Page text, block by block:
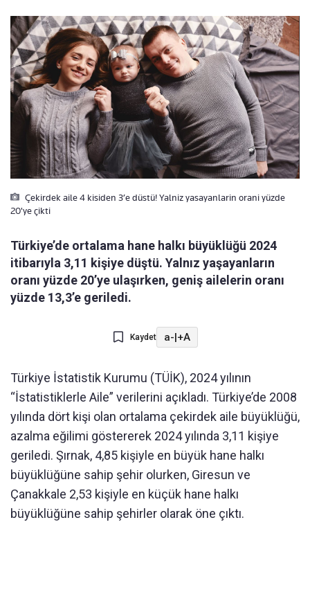
Çekirdek aile 4 kisiden 3’e düstü! Yalniz yasayanlarin orani yüzde
20'ye çikti
Türkiye’de ortalama hane halkı büyüklüğü 2024
itibarıyla 3,11 kişiye düştü. Yalnız yaşayanların
oranı yüzde 20’ye ulaşırken, geniş ailelerin oranı
yüzde 13,3’e geriledi.
Kaydet a-|+A
Türkiye İstatistik Kurumu (TÜİK), 2024 yılının
“İstatistiklerle Aile” verilerini açıkladı. Türkiye’de 2008
yılında dört kişi olan ortalama çekirdek aile büyüklüğü,
azalma eğilimi göstererek 2024 yılında 3,11 kişiye
geriledi. Şırnak, 4,85 kişiyle en büyük hane halkı
büyüklüğüne sahip şehir olurken, Giresun ve
Çanakkale 2,53 kişiyle en küçük hane halkı
büyüklüğüne sahip şehirler olarak öne çıktı.